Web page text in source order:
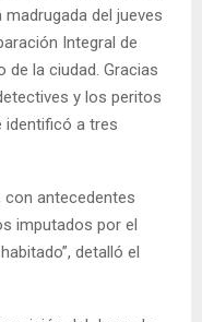
del jueves
Integral de
de la ciudad. Gracias
y los peritos
identificó a tres
con antecedentes
imputados por el
detalló el